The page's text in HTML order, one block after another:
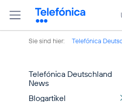
Sie sind hier: Telefónica
Telefónica Deutschland
News
Blogartikel